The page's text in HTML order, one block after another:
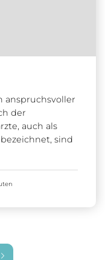
anspruchsvoller
der
auch als
sind